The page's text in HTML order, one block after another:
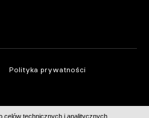
Polityka prywatności
celów technicznych i analitycznych.